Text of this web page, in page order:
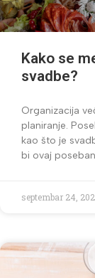
Kako se
svadbe?
Organizacija
planiranje.
kao što je
bi ovaj
septembar 24,